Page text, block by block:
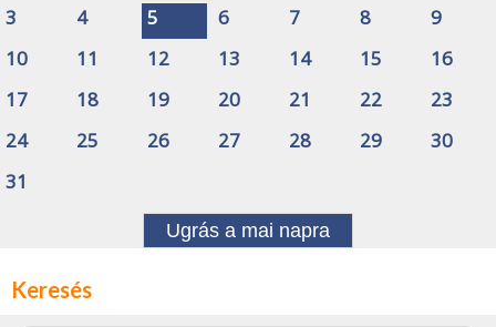
3
4 5 6 7 8
9
10
11 12 13 14 15
16
17
18 19 20 21 22
23
24
25 26 27 28 29
30
31
Ugrás a mai napra
Keresés